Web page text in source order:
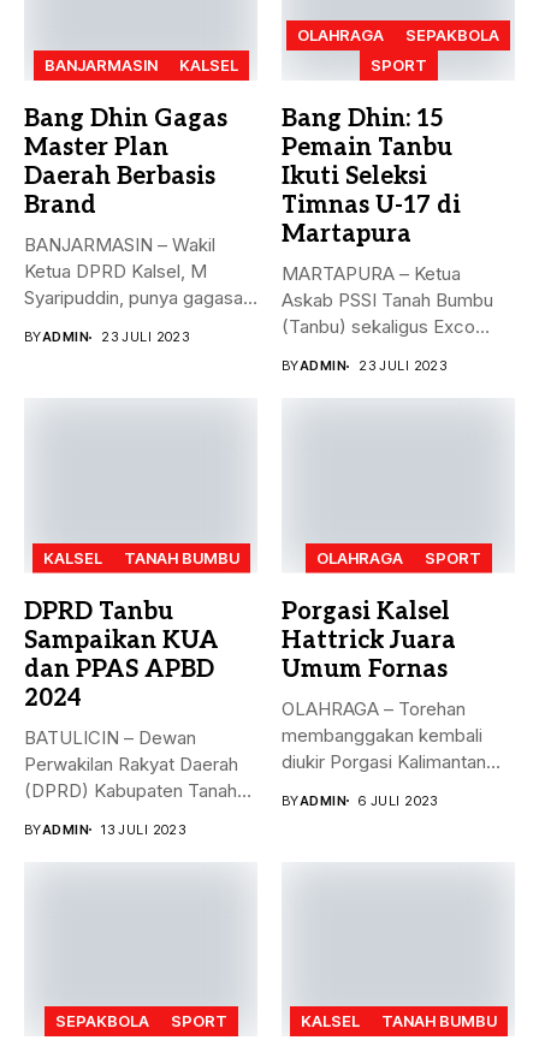
BANJARMASIN KALSEL
Bang Dhin Gagas
Master Plan
Daerah Berbasis
Brand
BANJARMASIN – Wakil
Ketua DPRD Kalsel, M
Syaripuddin, punya gagasan
BYADMIN 23 JULI 2023
OLAHRAGA
SEPAKBOLA
SPORT
Bang Dhin: 15
Pemain Tanbu
Ikuti Seleksi
Timnas U-17 di
Martapura
MARTAPURA – Ketua
Askab PSSI Tanah Bumbu
(Tanbu) sekaligus Exco
BYADMIN 23 JULI 2023
KALSEL TANAH BUMBU
DPRD Tanbu
Sampaikan KUA
dan PPAS APBD
2024
BATULICIN – Dewan
Perwakilan Rakyat Daerah
(DPRD) Kabupaten Tanah
BYADMIN 13 JULI 2023
OLAHRAGA SPORT
Porgasi Kalsel
Hattrick Juara
Umum Fornas
OLAHRAGA – Torehan
membanggakan kembali
diukir Porgasi Kalimantan
BYADMIN 6 JULI 2023
SEPAKBOLA SPORT KALSEL TANAH BUMBU